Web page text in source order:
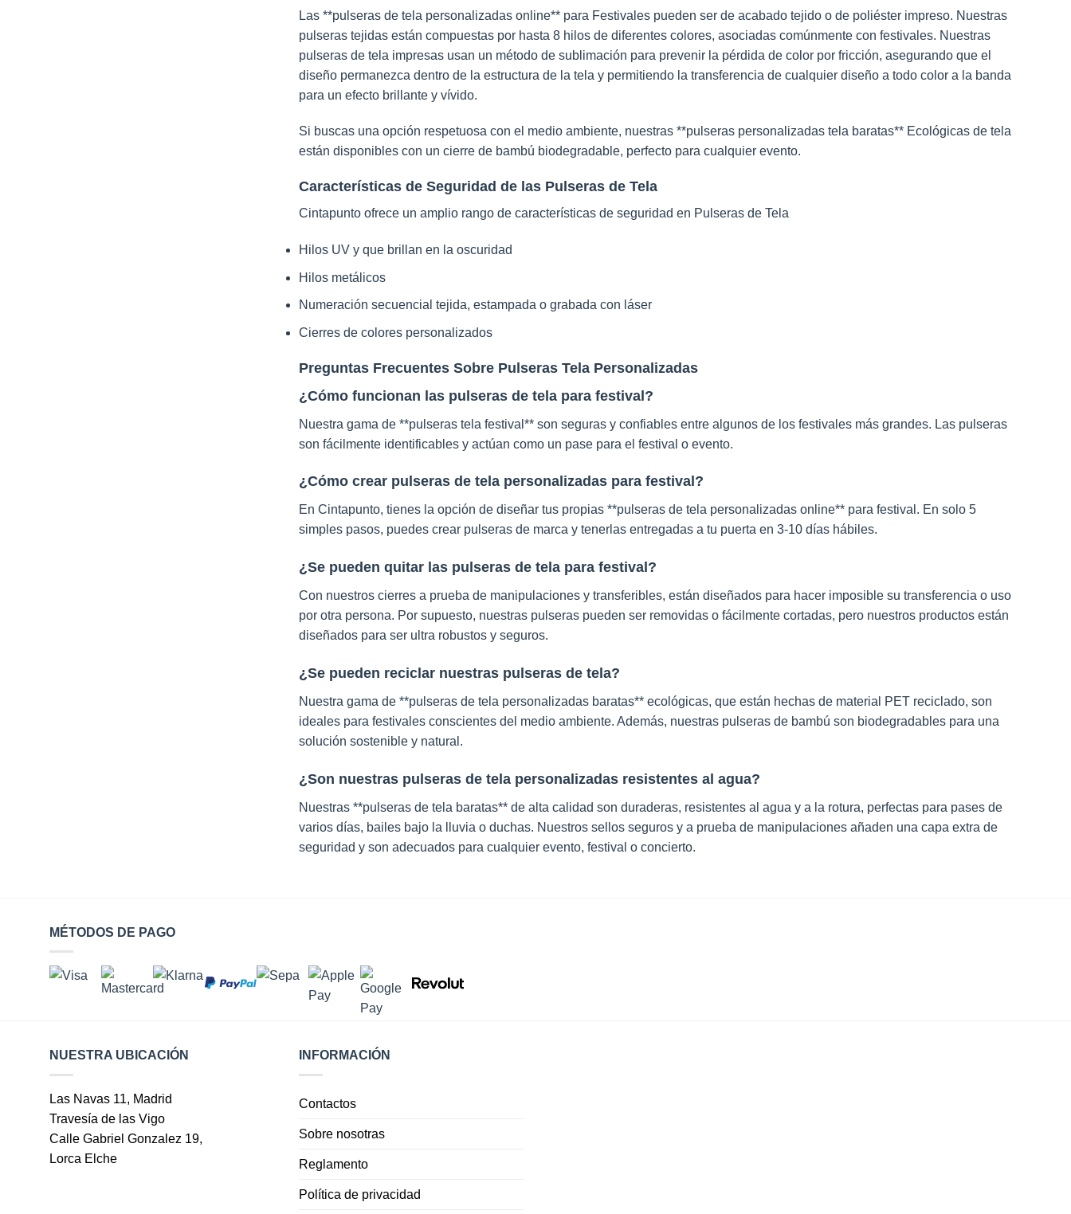
Las **pulseras de tela personalizadas online** para Festivales pueden ser de acabado tejido o de poliéster impreso. Nuestras
pulseras tejidas están compuestas por hasta 8 hilos de diferentes colores, asociadas comúnmente con festivales. Nuestras
pulseras de tela impresas usan un método de sublimación para prevenir la pérdida de color por fricción, asegurando que el
diseño permanezca dentro de la estructura de la tela y permitiendo la transferencia de cualquier diseño a todo color a la banda
para un efecto brillante y vívido.
Si buscas una opción respetuosa con el medio ambiente, nuestras **pulseras personalizadas tela baratas** Ecológicas de tela
están disponibles con un cierre de bambú biodegradable, perfecto para cualquier evento.
Características de Seguridad de las Pulseras de Tela
Cintapunto ofrece un amplio rango de características de seguridad en Pulseras de Tela
Hilos UV y que brillan en la oscuridad
Hilos metálicos
Numeración secuencial tejida, estampada o grabada con láser
Cierres de colores personalizados
Preguntas Frecuentes Sobre Pulseras Tela Personalizadas
¿Cómo funcionan las pulseras de tela para festival?
Nuestra gama de **pulseras tela festival** son seguras y confiables entre algunos de los festivales más grandes. Las pulseras
son fácilmente identificables y actúan como un pase para el festival o evento.
¿Cómo crear pulseras de tela personalizadas para festival?
En Cintapunto, tienes la opción de diseñar tus propias **pulseras de tela personalizadas online** para festival. En solo 5
simples pasos, puedes crear pulseras de marca y tenerlas entregadas a tu puerta en 3-10 días hábiles.
¿Se pueden quitar las pulseras de tela para festival?
Con nuestros cierres a prueba de manipulaciones y transferibles, están diseñados para hacer imposible su transferencia o uso
por otra persona. Por supuesto, nuestras pulseras pueden ser removidas o fácilmente cortadas, pero nuestros productos están
diseñados para ser ultra robustos y seguros.
¿Se pueden reciclar nuestras pulseras de tela?
Nuestra gama de **pulseras de tela personalizadas baratas** ecológicas, que están hechas de material PET reciclado, son
ideales para festivales conscientes del medio ambiente. Además, nuestras pulseras de bambú son biodegradables para una
solución sostenible y natural.
¿Son nuestras pulseras de tela personalizadas resistentes al agua?
Nuestras **pulseras de tela baratas** de alta calidad son duraderas, resistentes al agua y a la rotura, perfectas para pases de
varios días, bailes bajo la lluvia o duchas. Nuestros sellos seguros y a prueba de manipulaciones añaden una capa extra de
seguridad y son adecuados para cualquier evento, festival o concierto.
MÉTODOS DE PAGO
NUESTRA UBICACIÓN
Las Navas 11, Madrid
Travesía de las Vigo
Calle Gabriel Gonzalez 19,
Lorca Elche
INFORMACIÓN
Contactos
Sobre nosotras
Reglamento
Política de privacidad